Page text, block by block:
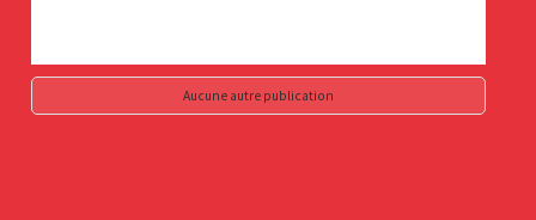
Aucune autre publication